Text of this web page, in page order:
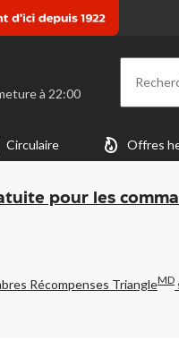
⋅ Fermeture à 22:00
Circulaire Offres
pour les
Récompenses TriangleMD